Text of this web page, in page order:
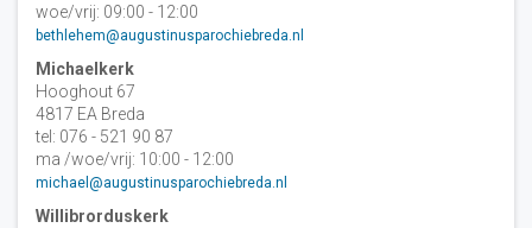
woe/vrij: 09:00 - 12:00
bethlehem@augustinusparochiebreda.nl
Michaelkerk
Hooghout 67
4817 EA Breda
tel: 076 - 521 90 87
ma /woe/vrij: 10:00 - 12:00
michael@augustinusparochiebreda.nl
Willibrorduskerk